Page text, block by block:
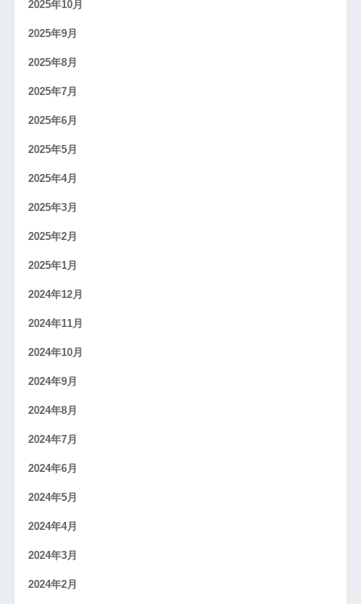
2025年10月
2025年9月
2025年8月
2025年7月
2025年6月
2025年5月
2025年4月
2025年3月
2025年2月
2025年1月
2024年12月
2024年11月
2024年10月
2024年9月
2024年8月
2024年7月
2024年6月
2024年5月
2024年4月
2024年3月
2024年2月